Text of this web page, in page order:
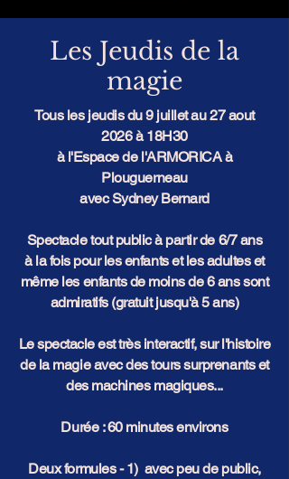
Les Jeudis de la
magie
Tous les jeudis du 9 juillet au 27 aout
2026 à 18H30
à l'Espace de l'ARMORICA à
Plouguerneau
avec Sydney Bernard
Spectacle tout public à partir de 6/7 ans
à la fois pour les enfants et les adultes et
même les enfants de moins de 6 ans sont
admiratifs (gratuit jusqu'à 5 ans)
Le spectacle est très interactif, sur l'histoire
de la magie avec des tours surprenants et
des machines magiques...
Durée : 60 minutes environs
Deux formules - 1) avec peu de public,